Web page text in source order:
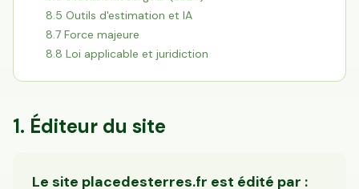
8.5 Outils d'estimation et IA
8.7 Force majeure
8.8 Loi applicable et juridiction
1. Éditeur du site
Le site placedesterres.fr est édité par :